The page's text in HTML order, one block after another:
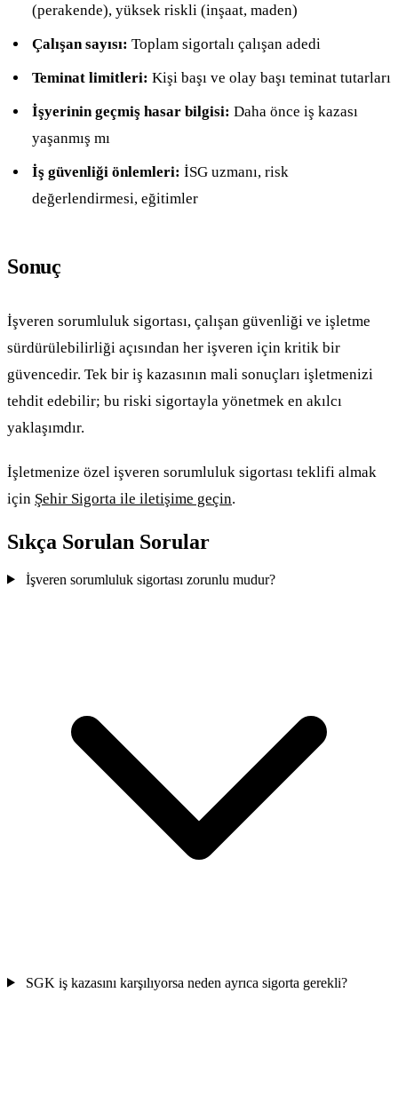
(perakende), yüksek riskli (inşaat, maden)
Çalışan sayısı: Toplam sigortalı çalışan adedi
Teminat limitleri: Kişi başı ve olay başı teminat tutarları
İşyerinin geçmiş hasar bilgisi: Daha önce iş kazası
yaşanmış mı
İş güvenliği önlemleri: İSG uzmanı, risk
değerlendirmesi, eğitimler
Sonuç
İşveren sorumluluk sigortası, çalışan güvenliği ve işletme
sürdürülebilirliği açısından her işveren için kritik bir
güvencedir. Tek bir iş kazasının mali sonuçları işletmenizi
tehdit edebilir; bu riski sigortayla yönetmek en akılcı
yaklaşımdır.
İşletmenize özel işveren sorumluluk sigortası teklifi almak
için Şehir Sigorta ile iletişime geçin.
Sıkça Sorulan Sorular
İşveren sorumluluk sigortası zorunlu mudur?
SGK iş kazasını karşılıyorsa neden ayrıca sigorta gerekli?